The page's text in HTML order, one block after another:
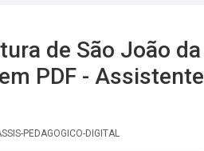
de São João da
PDF - Assistente
PEDAGOGICO-DIGITAL